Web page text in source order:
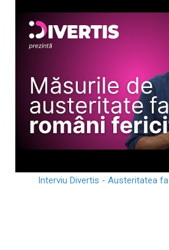
Interviu Divertis - Austeritatea